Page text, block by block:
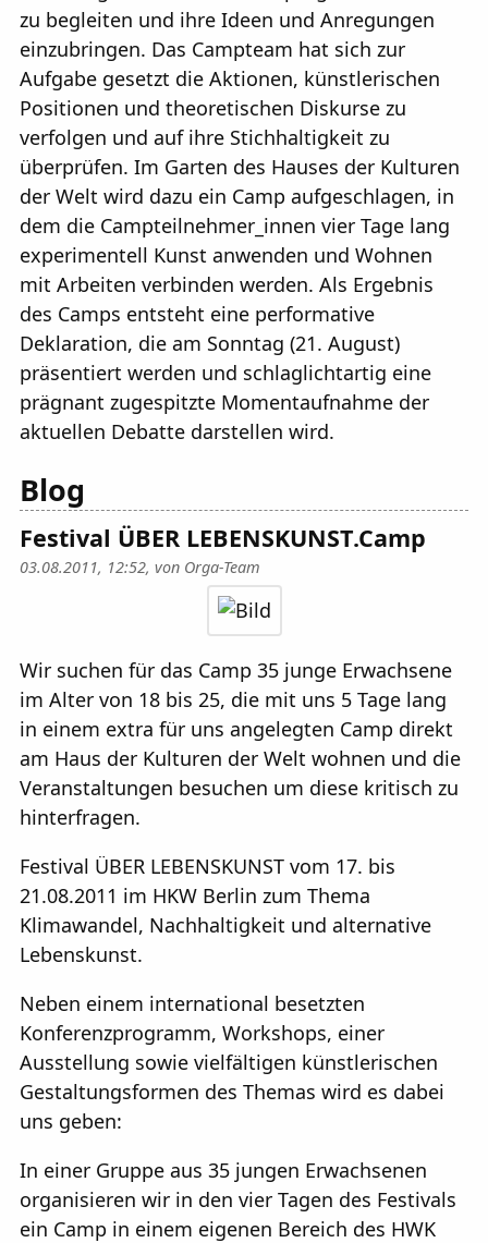
zu begleiten und ihre Ideen und Anregungen
einzubringen. Das Campteam hat sich zur
Aufgabe gesetzt die Aktionen, künstlerischen
Positionen und theoretischen Diskurse zu
verfolgen und auf ihre Stichhaltigkeit zu
überprüfen. Im Garten des Hauses der Kulturen
der Welt wird dazu ein Camp aufgeschlagen, in
dem die Campteilnehmer_innen vier Tage lang
experimentell Kunst anwenden und Wohnen
mit Arbeiten verbinden werden. Als Ergebnis
des Camps entsteht eine performative
Deklaration, die am Sonntag (21. August)
präsentiert werden und schlaglichtartig eine
prägnant zugespitzte Momentaufnahme der
aktuellen Debatte darstellen wird.
Blog
Festival ÜBER LEBENSKUNST.Camp
03.08.2011, 12:52, von Orga-Team
Wir suchen für das Camp 35 junge Erwachsene
im Alter von 18 bis 25, die mit uns 5 Tage lang
in einem extra für uns angelegten Camp direkt
am Haus der Kulturen der Welt wohnen und die
Veranstaltungen besuchen um diese kritisch zu
hinterfragen.
Festival ÜBER LEBENSKUNST vom 17. bis
21.08.2011 im HKW Berlin zum Thema
Klimawandel, Nachhaltigkeit und alternative
Lebenskunst.
Neben einem international besetzten
Konferenzprogramm, Workshops, einer
Ausstellung sowie vielfältigen künstlerischen
Gestaltungsformen des Themas wird es dabei
uns geben:
In einer Gruppe aus 35 jungen Erwachsenen
organisieren wir in den vier Tagen des Festivals
ein Camp in einem eigenen Bereich des HWK